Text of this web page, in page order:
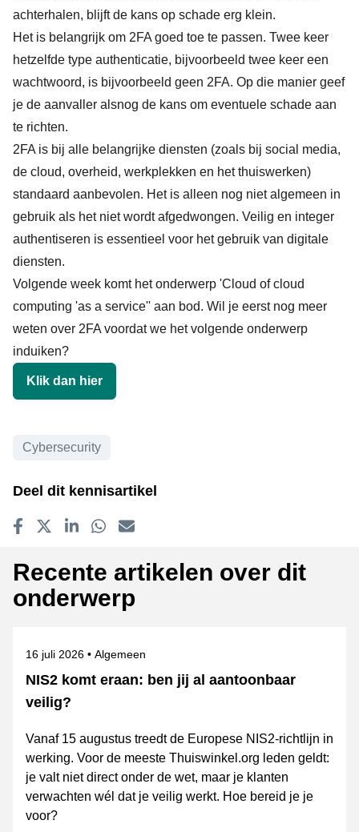
achterhalen, blijft de kans op schade erg klein.
Het is belangrijk om 2FA goed toe te passen. Twee keer
hetzelfde type authenticatie, bijvoorbeeld twee keer een
wachtwoord, is bijvoorbeeld geen 2FA. Op die manier geef
je de aanvaller alsnog de kans om eventuele schade aan
te richten.
2FA is bij alle belangrijke diensten (zoals bij social media,
de cloud, overheid, werkplekken en het thuiswerken)
standaard aanbevolen. Het is alleen nog niet algemeen in
gebruik als het niet wordt afgedwongen. Veilig en integer
authentiseren is essentieel voor het gebruik van digitale
diensten.
Volgende week komt het onderwerp 'Cloud of cloud
computing 'as a service'' aan bod. Wil je eerst nog meer
weten over 2FA voordat we het volgende onderwerp
induiken?
Klik dan hier
Onderwerpen
Cybersecurity
Deel dit kennisartikel
Recente artikelen over dit
onderwerp
NIS2 komt eraan: ben jij al aantoonbaar
veilig?
Gepubliceerd op
16 juli 2026 Onderwerpen
Algemeen
Vanaf 15 augustus treedt de Europese NIS2-richtlijn in
werking. Voor de meeste Thuiswinkel.org leden geldt:
je valt niet direct onder de wet, maar je klanten
verwachten wél dat je veilig werkt. Hoe bereid je je
voor?